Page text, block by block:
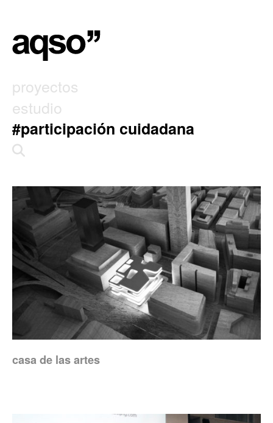
proyectos
estudio
#participación cuidadana
casa de las artes